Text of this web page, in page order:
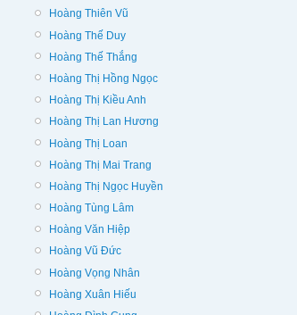
Hoàng Thiên Vũ
Hoàng Thế Duy
Hoàng Thế Thắng
Hoàng Thị Hồng Ngọc
Hoàng Thị Kiều Anh
Hoàng Thị Lan Hương
Hoàng Thị Loan
Hoàng Thị Mai Trang
Hoàng Thị Ngọc Huyền
Hoàng Tùng Lâm
Hoàng Văn Hiệp
Hoàng Vũ Đức
Hoàng Vọng Nhân
Hoàng Xuân Hiếu